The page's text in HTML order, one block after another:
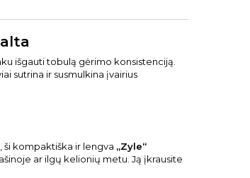
išgauti tobulą gėrimo konsistenciją.
sutrina ir susmulkina įvairius
kompaktiška ir lengva „Zyle“
ar ilgų kelionių metu. Ją įkrausite